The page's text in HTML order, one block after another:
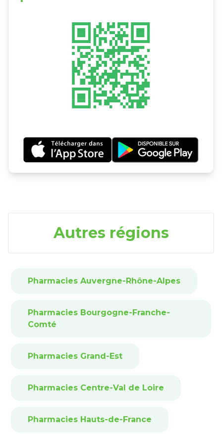
Autres régions
Pharmacies Auvergne-Rhône-Alpes
Pharmacies Bourgogne-Franche-
Comté
Pharmacies Grand-Est
Pharmacies Centre-Val de Loire
Pharmacies Hauts-de-France